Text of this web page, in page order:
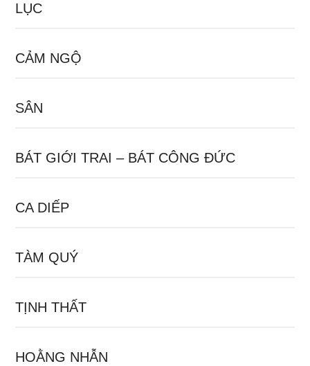
LỤC
CẢM NGỘ
SÂN
BÁT GIỚI TRAI – BÁT CÔNG ĐỨC
CA DIẾP
TÀM QUÝ
TỊNH THẤT
HOẰNG NHẪN